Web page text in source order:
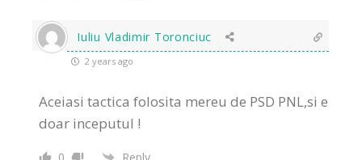
Iuliu Vladimir Toronciuc
2 years ago
Aceiasi tactica folosita mereu de PSD PNL,si e
doar inceputul !